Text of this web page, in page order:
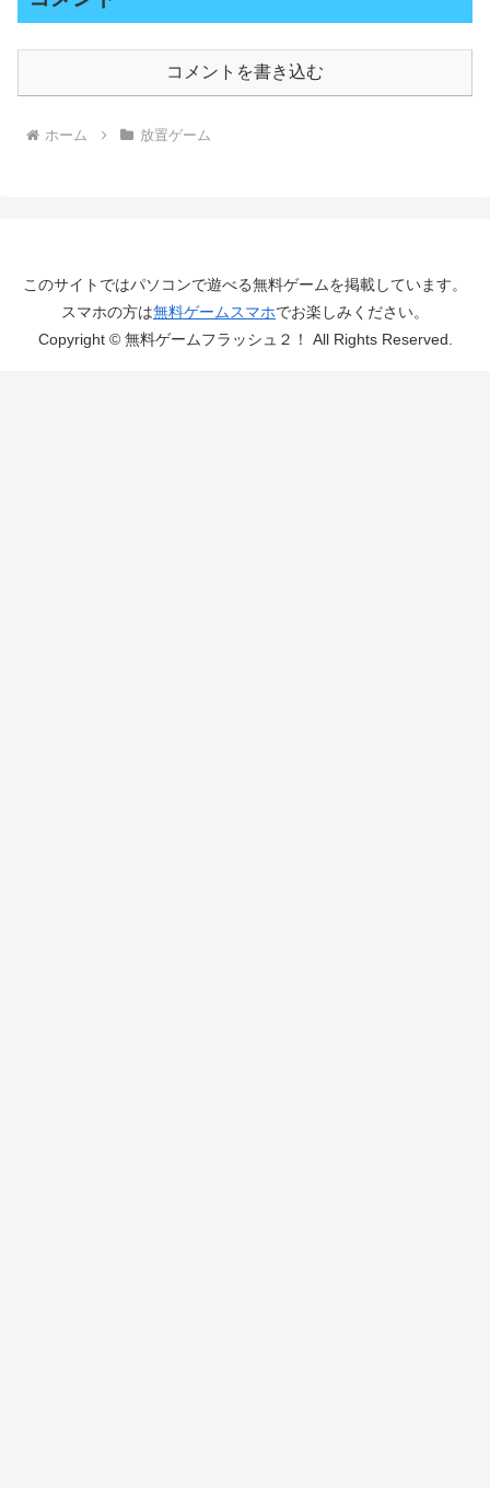
コメントを書き込む
ホーム 放置ゲーム
このサイトではパソコンで遊べる無料ゲームを掲載しています。
スマホの方は無料ゲームスマホでお楽しみください。
Copyright © 無料ゲームフラッシュ２！ All Rights Reserved.